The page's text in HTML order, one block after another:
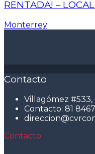
RENTADA! –
Monterrey
Contacto
Villagómez
Contacto: 81
Contacto